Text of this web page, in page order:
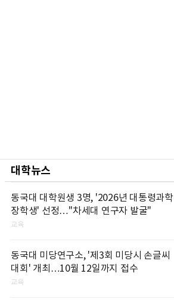
대학뉴스
동국대 대학원생 3명, '2026년 대통령과학
장학생' 선정…"차세대 연구자 발굴"
교육
동국대 미당연구소, '제3회 미당시 손글씨
대회' 개최…10월 12일까지 접수
교육